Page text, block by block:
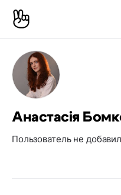
Анастасія
Пользователь не